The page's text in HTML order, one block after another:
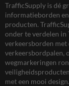
TrafficSupply is dé
informatieborden
producten.
onder te verdelen in
verkeersborden met
verkeersbordpalen,
wegmarkeringen
met een mooi design.